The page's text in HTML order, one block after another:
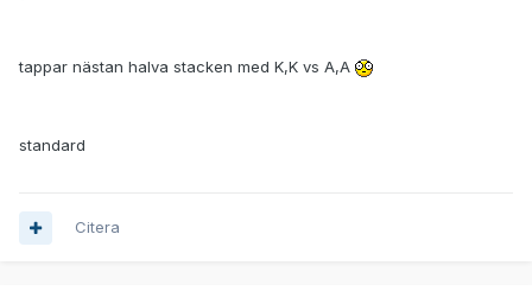
tappar nästan halva stacken med K,K vs A,A
standard
Citera